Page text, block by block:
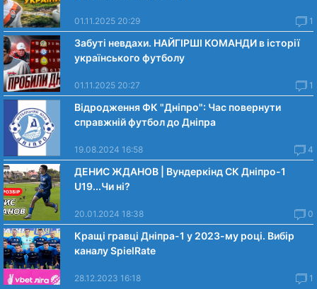
01.11.2025 20:29 1
Забуті невдахи. НАЙГІРШІ КОМАНДИ в історії
українського футболу
01.11.2025 20:27 1
Відродження ФК "Дніпро": Час повернути
справжній футбол до Дніпра
19.08.2024 16:58 4
ДЕНИС ЖДАНОВ | Вундеркінд СК Дніпро-1
U19...Чи нi?
20.01.2024 18:38 0
Кращі гравці Дніпра-1 у 2023-му році. Вибiр
каналу SpielRate
28.12.2023 16:18 1